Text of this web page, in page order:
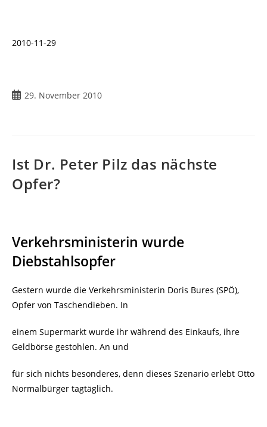
2010-11-29
Beitrag29. November 2010
Ist Dr. Peter Pilz das nächste
Opfer?
Verkehrsministerin wurde
Diebstahlsopfer
Gestern wurde die Verkehrsministerin Doris Bures (SPÖ),
Opfer von Taschendieben. In
einem Supermarkt wurde ihr während des Einkaufs, ihre
Geldbörse gestohlen. An und
für sich nichts besonderes, denn dieses Szenario erlebt Otto
Normalbürger tagtäglich.